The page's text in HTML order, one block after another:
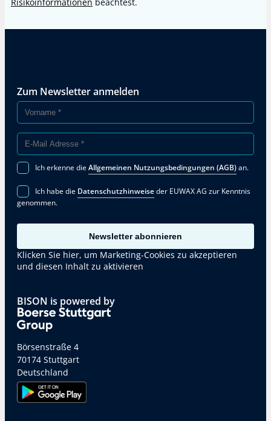
BISON is powered by
Börsenstraße 4
70174 Stuttgart
Deutschland
Zum Newsletter anmelden
Ich erkenne dieAllgemeinen Nutzungsbedingungen (AGB)an.
Ich habe die Datenschutzhinweiseder EUWAX AG zur Kenntnis
genommen.
Newsletter abonnieren
Klicken Sie hier, um Marketing-Cookies zu akzeptieren
und diesen Inhalt zu aktivieren